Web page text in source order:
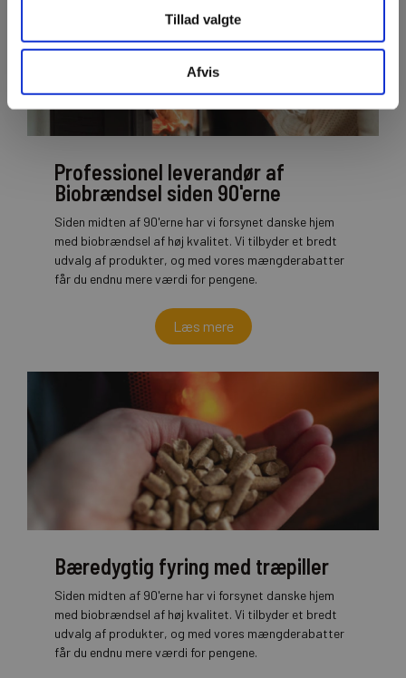
Tillad valgte
Afvis
Professionel leverandør af
Biobrændsel siden 90'erne
Siden midten af 90'erne har vi forsynet danske hjem
med biobrændsel af høj kvalitet. Vi tilbyder et bredt
udvalg af produkter, og med vores mængderabatter
får du endnu mere værdi for pengene.
Læs mere
Bæredygtig fyring med træpiller
Siden midten af 90'erne har vi forsynet danske hjem
med biobrændsel af høj kvalitet. Vi tilbyder et bredt
udvalg af produkter, og med vores mængderabatter
får du endnu mere værdi for pengene.